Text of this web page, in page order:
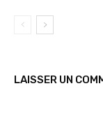
LAISSER UN